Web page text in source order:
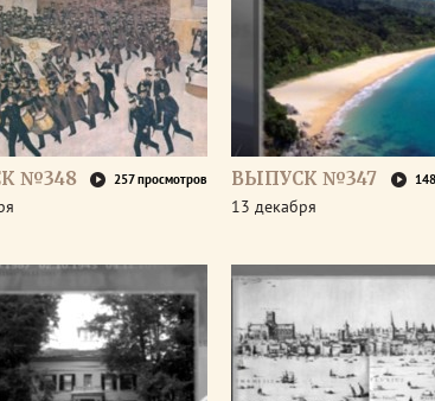
№348 257 просмотров ВЫПУСК №347
13 декабря